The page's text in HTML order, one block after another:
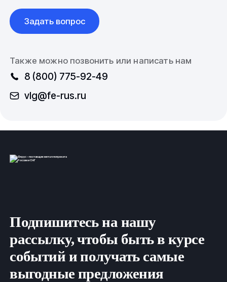
Задать вопрос
Также можно позвонить или написать нам
8 (800) 775-92-49
vlg@fe-rus.ru
Подпишитесь на нашу
рассылку, чтобы быть в курсе
событий и получать самые
выгодные предложения